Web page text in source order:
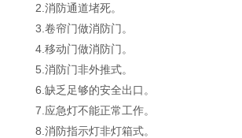
2.消防通道堵死。
3.卷帘门做消防门。
4.移动门做消防门。
5.消防门非外推式。
6.缺乏足够的安全出口。
7.应急灯不能正常工作。
8.消防指示灯非灯箱式。